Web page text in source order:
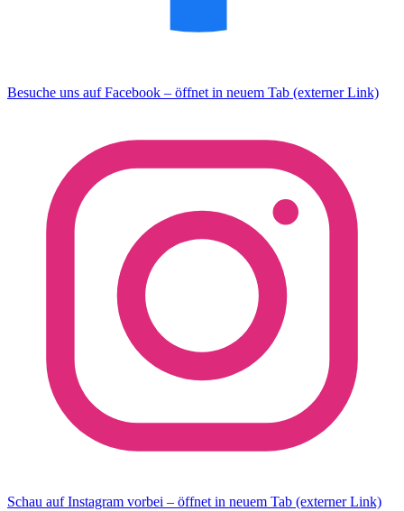
Besuche uns auf Facebook – öffnet in neuem Tab (externer Link)
Schau auf Instagram vorbei – öffnet in neuem Tab (externer Link)